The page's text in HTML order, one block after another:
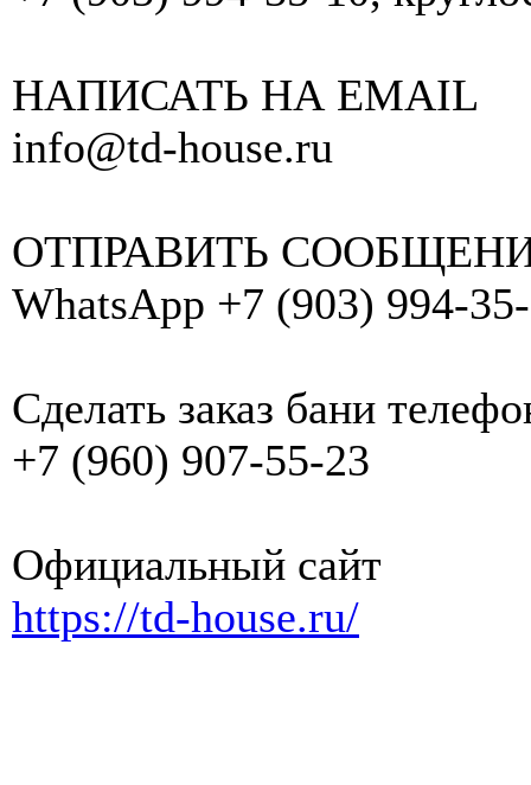
НАПИСАТЬ НА EMAIL
info@td-house.ru
ОТПРАВИТЬ
WhatsApp +7 (903) 994-
Сделать заказ бани
+7 (960) 907-55-23
Официальный сайт
https://td-house.ru/